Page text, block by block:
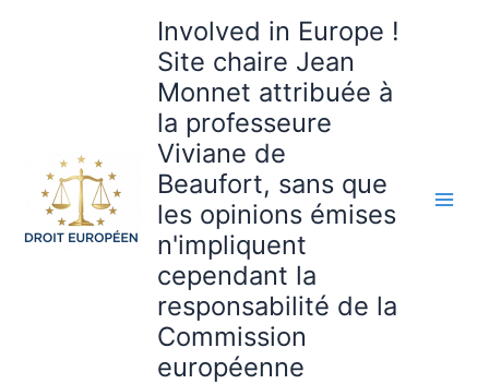
Involved in Europe !
Site chaire Jean
Monnet attribuée à
la professeure
Viviane de
Beaufort, sans que
les opinions émises
n'impliquent
cependant la
responsabilité de la
Commission
européenne